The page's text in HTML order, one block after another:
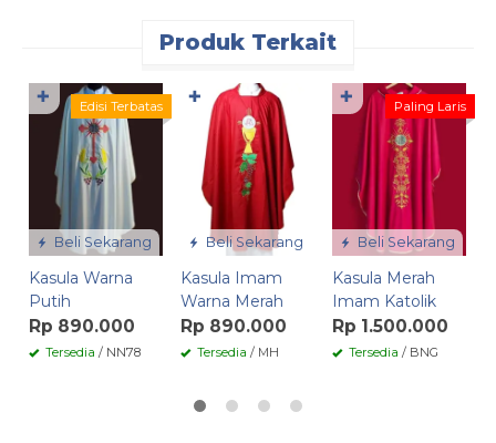
Produk Terkait
Beli Sekarang
Edisi Terbatas
Kasula Warna
Putih
Rp 890.000
Tersedia / NN78
✚
Beli Sekarang
Kasula Imam
Warna Merah
Rp 890.000
Tersedia / MH
✚
Beli Sekarang
Paling Laris
Kasula Merah
Imam Katolik
Rp 1.500.000
Tersedia / BNG
✚